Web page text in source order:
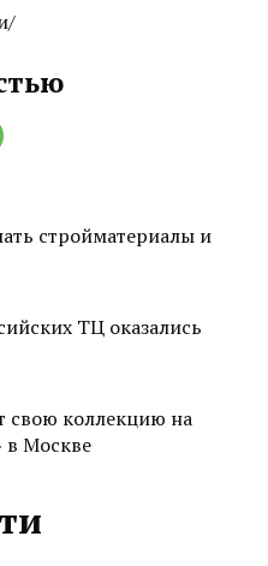
стройматериалы и
ТЦ оказались
свою коллекцию на
в Москве